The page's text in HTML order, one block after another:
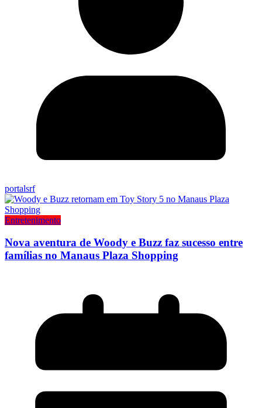
portalsrf
Entretenimento
Nova aventura de Woody e Buzz faz sucesso entre
famílias no Manaus Plaza Shopping